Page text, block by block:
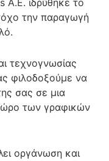
A.E. ιδρύθηκε το
την παραγωγή
τεχνογνωσίας
φιλοδοξούμε να
σας σε μια
των γραφικών
οργάνωση και